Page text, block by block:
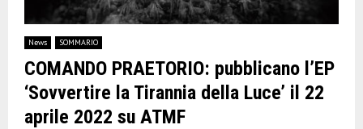
News SOMMARIO
COMANDO PRAETORIO: pubblicano l’EP
‘Sovvertire la Tirannia della Luce’ il 22
aprile 2022 su ATMF